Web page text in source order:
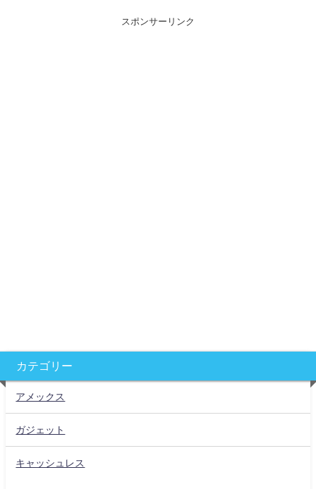
スポンサーリンク
カテゴリー
アメックス
ガジェット
キャッシュレス